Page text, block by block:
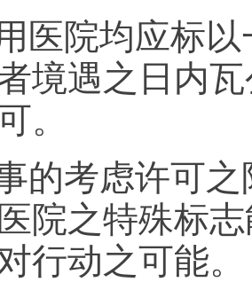
医院均应标
境遇之日内
。
的考虑许可
院之特殊标
行动之可能。